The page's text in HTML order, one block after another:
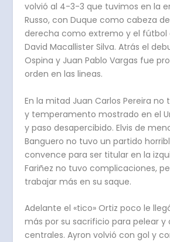
volvió al 4-3-3 que tuvimos en la
Russo, con Duque como cabeza
derecha como extremo y el fútbol
David Macallister Silva. Atrás el
Ospina y Juan Pablo Vargas fue
orden en las lineas.
En la mitad Juan Carlos Pereira no
y temperamento mostrado en el
y paso desapercibido. Elvis de
Banguero no tuvo un partido
convence para ser titular en la
Fariñez no tuvo complicaciones,
trabajar más en su saque.
Adelante el «tico» Ortiz poco le
más por su sacrificio para pelear y
centrales. Ayron volvió con gol y